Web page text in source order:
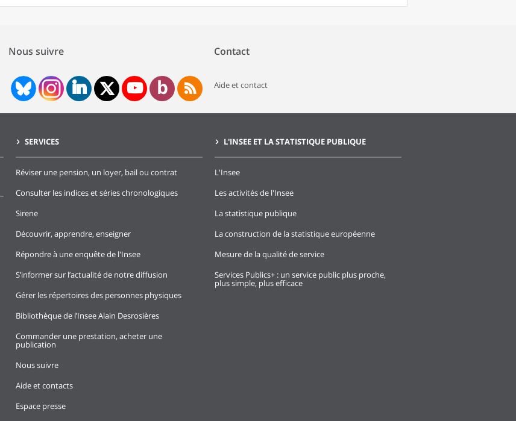
Nous suivre Contact
Aide et contact
SERVICES
Réviser une pension, un loyer, bail ou contrat
Consulter les indices et séries chronologiques
Sirene
Découvrir, apprendre, enseigner
Répondre à une enquête de l'Insee
S’informer sur l’actualité de notre diffusion
Gérer les répertoires des personnes physiques
Bibliothèque de l’Insee Alain Desrosières
Commander une prestation, acheter une
publication
Nous suivre
Aide et contacts
Espace presse
L'INSEE ET LA STATISTIQUE PUBLIQUE
L'Insee
Les activités de l'Insee
La statistique publique
La construction de la statistique européenne
Mesure de la qualité de service
Services Publics+ : un service public plus proche,
plus simple, plus efficace